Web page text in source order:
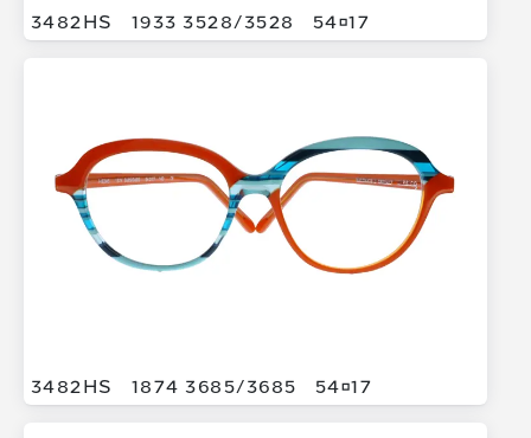
3482HS 1933 3528/3528 5417
3482HS 1874 3685/3685 5417